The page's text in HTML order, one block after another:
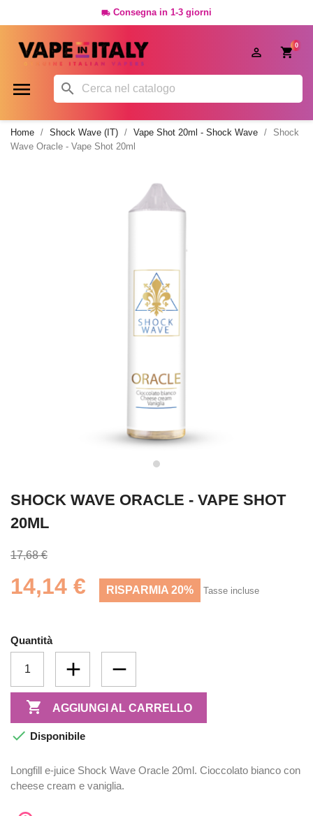
 Consegna in 1-3 giorni
0

 
Home Shock Wave (IT) Vape Shot 20ml - Shock Wave
Shock
Wave Oracle - Vape Shot 20ml
SHOCK WAVE ORACLE - VAPE SHOT
20ML
17,68 €
14,14 € RISPARMIA 20% Tasse incluse
Quantità
 AGGIUNGI AL CARRELLO
 Disponibile
Longfill e-juice Shock Wave Oracle 20ml. Cioccolato bianco con
cheese cream e vaniglia.